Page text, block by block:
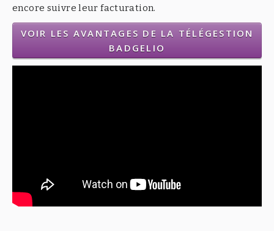
encore suivre leur facturation.
VOIR LES AVANTAGES DE LA TÉLÉGESTION
BADGELIO